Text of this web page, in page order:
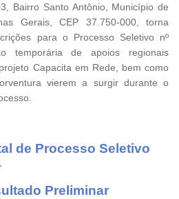
Bairro Santo Antônio, Município de
Gerais, CEP 37.750-000, torna
para o Processo Seletivo nº
temporária de apoios regionais
Capacita em Rede, bem como
vierem a surgir durante o
de Processo Seletivo
Preliminar